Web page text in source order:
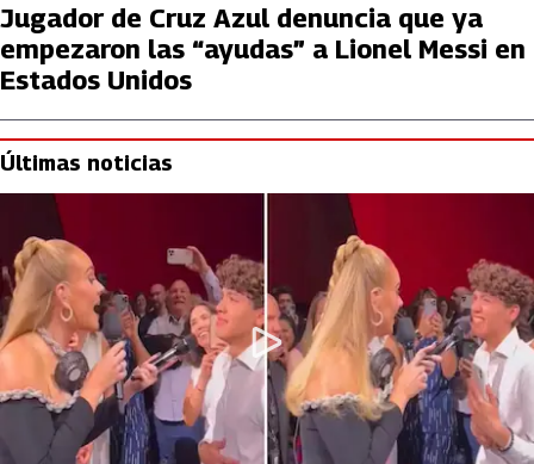
Jugador de Cruz Azul denuncia que ya
empezaron las “ayudas” a Lionel Messi en
Estados Unidos
Últimas noticias